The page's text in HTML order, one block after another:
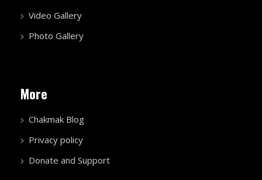
Video Gallery
Photo Gallery
More
Chakmak Blog
Privacy policy
Donate and Support